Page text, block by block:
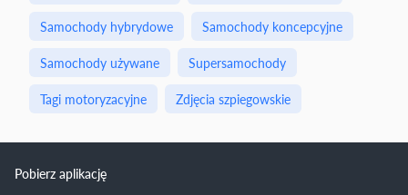
Samochody hybrydowe
Samochody koncepcyjne
Samochody używane
Supersamochody
Tagi motoryzacyjne
Zdjęcia szpiegowskie
Pobierz aplikację